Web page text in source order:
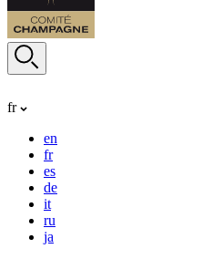
fr
en
fr
es
de
it
ru
ja